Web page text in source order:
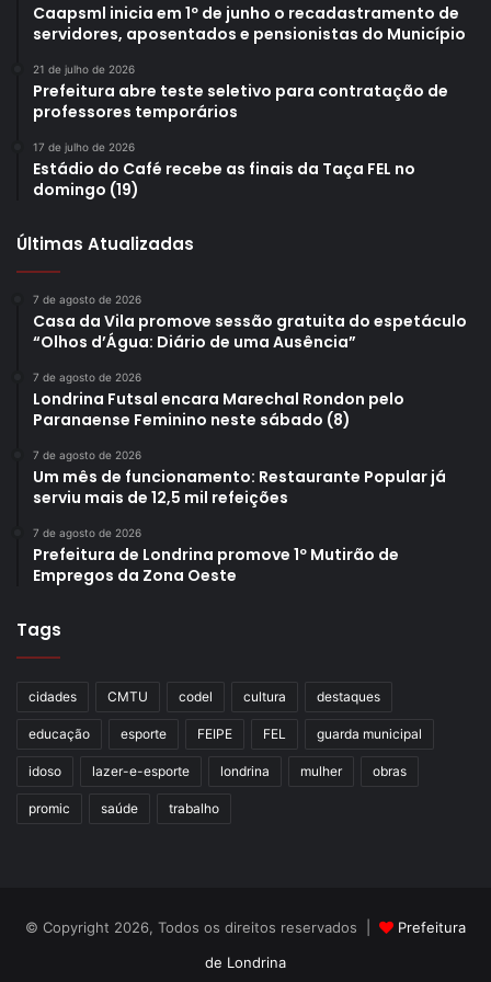
especialidades. Alguns dos destaques são espetinhos,
comida mexicana e asiática. São boas pedidas para doces
bolos, churros, açaí, doces artesanais, pudim e
raspadinha, entre outras opções. Além disso, são
comercializados verduras, produtos mineiros, chopp,
drinks, sucos, semijoias e produtos de saboaria.
Troca de figurinhas da Copa– Além do show de rock no
palco, da ampla feira com barracas e da área kids para a
Caapsml inicia em 1º de junho o recadastramento de
servidores, aposentados e pensionistas do Município
21 de julho de 2026
Prefeitura abre teste seletivo para contratação de
professores temporários
17 de julho de 2026
Estádio do Café recebe as finais da Taça FEL no
domingo (19)
Últimas Atualizadas
7 de agosto de 2026
Casa da Vila promove sessão gratuita do espetáculo
“Olhos d’Água: Diário de uma Ausência”
7 de agosto de 2026
Londrina Futsal encara Marechal Rondon pelo
Paranaense Feminino neste sábado (8)
7 de agosto de 2026
Um mês de funcionamento: Restaurante Popular já
serviu mais de 12,5 mil refeições
7 de agosto de 2026
Prefeitura de Londrina promove 1º Mutirão de
Empregos da Zona Oeste
Tags
cidades CMTU codel cultura destaques
educação esporte FEIPE FEL guarda municipal
idoso lazer-e-esporte londrina mulher obras
promic saúde trabalho
© Copyright 2026, Todos os direitos reservados |
Prefeitura
de Londrina